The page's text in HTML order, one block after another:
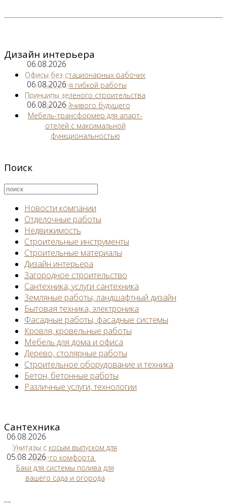
Дизайн интерьера
06.08.2026
Офисы без стационарных рабочих
мест для гибкой работы
06.08.2026
Принципы зеленого строительства
для устойчивого будущего
06.08.2026
Мебель-трансформер для апарт-
отелей с максимальной
функциональностью
Поиск
Новости компании
Отделочные работы
Недвижимость
Строительные инструменты
Строительные материалы
Дизайн интерьера
Загородное строительство
Сантехника, услуги сантехника
Земляные работы, ландшафтный дизайн
Бытовая техника, электроника
Фасадные работы, фасадные системы
Кровля, кровельные работы
Мебель для дома и офиса
Дерево, столярные работы
Строительное оборудование и техника
Бетон, бетонные работы
Различные услуги, технологии
Сантехника
06.08.2026
Унитазы с косым выпуском для
вашего комфорта
05.08.2026
Баки для системы полива для
вашего сада и огорода